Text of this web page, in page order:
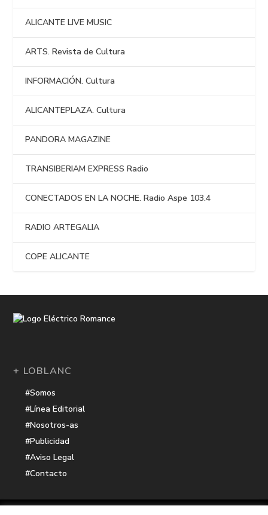
ALICANTE LIVE MUSIC
ARTS. Revista de Cultura
INFORMACIÓN. Cultura
ALICANTEPLAZA. Cultura
PANDORA MAGAZINE
TRANSIBERIAM EXPRESS Radio
CONECTADOS EN LA NOCHE. Radio Aspe 103.4
RADIO ARTEGALIA
COPE ALICANTE
+ LOBLANC
#Somos
#Línea Editorial
#Nosotros-as
#Publicidad
#Aviso Legal
#Contacto